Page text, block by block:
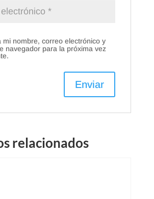
mi nombre, correo electrónico y
navegador para la próxima vez
relacionados